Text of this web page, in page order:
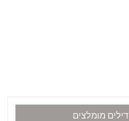
דילים מומלצים